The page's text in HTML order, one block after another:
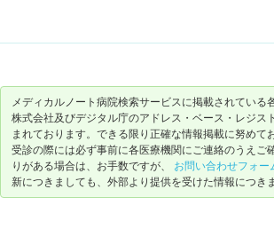
メディカルノート病院検索サービスに掲載されてい
株式会社及びデジタル庁のアドレス・ベース・レジ
まれております。できる限り正確な情報掲載に努め
受診の際には必ず事前に各医療機関にご連絡のうえ
りがある場合は、お手数ですが、 お問い合わせフォー
新につきましても、外部より提供を受けた情報につ